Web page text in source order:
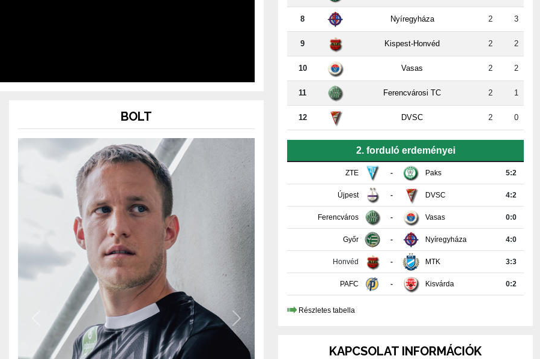
BOLT
Previous Next
8 Nyíregyháza 2 3
9 Kispest-Honvéd 2 2
10 Vasas 2 2
11 Ferencvárosi TC 2 1
12 DVSC 2 0
2. forduló erdeményei
ZTE - Paks 5:2
Újpest - DVSC 4:2
Ferencváros - Vasas 0:0
Győr - Nyíregyháza 4:0
Honvéd - MTK 3:3
PAFC - Kisvárda 0:2
Részletes tabella
KAPCSOLAT INFORMÁCIÓK